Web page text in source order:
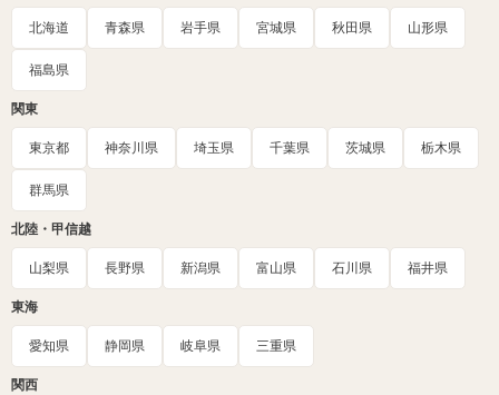
北海道 青森県 岩手県 宮城県 秋田県 山形県
福島県
関東
東京都 神奈川県 埼玉県 千葉県 茨城県 栃木県
群馬県
北陸・甲信越
山梨県 長野県 新潟県 富山県 石川県 福井県
東海
愛知県 静岡県 岐阜県 三重県
関西